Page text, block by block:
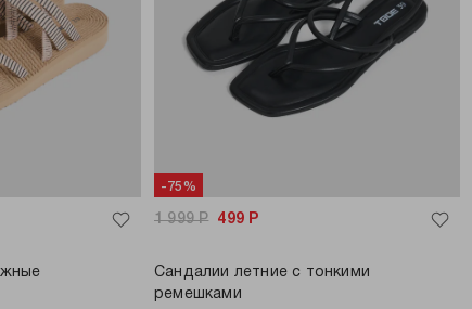
-75%
1 999Р 499 Р
Сандалии летние с тонкими
ремешками